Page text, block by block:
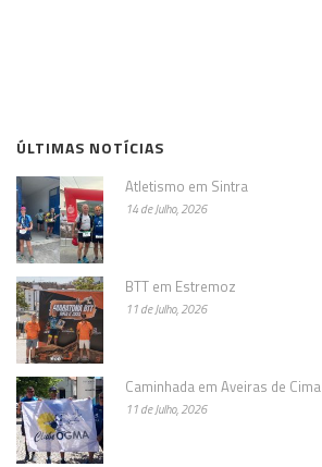
ÚLTIMAS NOTÍCIAS
Atletismo em Sintra
14 de Julho, 2026
BTT em Estremoz
11 de Julho, 2026
Caminhada em Aveiras de Cima
11 de Julho, 2026